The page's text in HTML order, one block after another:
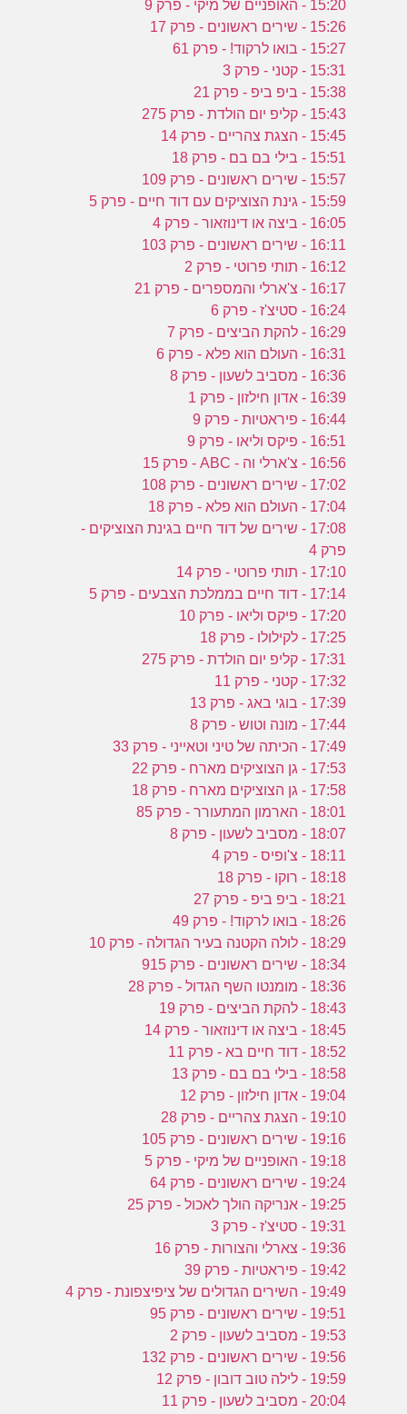
15:20 - האופניים של מיקי - פרק 9
15:26 - שירים ראשונים - פרק 17
15:27 - בואו לרקוד! - פרק 61
15:31 - קטני - פרק 3
15:38 - ביפ ביפ - פרק 21
15:43 - קליפ יום הולדת - פרק 275
15:45 - הצגת צהריים - פרק 14
15:51 - בילי בם בם - פרק 18
15:57 - שירים ראשונים - פרק 109
15:59 - גינת הצוציקים עם דוד חיים - פרק 5
16:05 - ביצה או דינוזאור - פרק 4
16:11 - שירים ראשונים - פרק 103
16:12 - תותי פרוטי - פרק 2
16:17 - צ'ארלי והמספרים - פרק 21
16:24 - סטיצ'ז - פרק 6
16:29 - להקת הביצים - פרק 7
16:31 - העולם הוא פלא - פרק 6
16:36 - מסביב לשעון - פרק 8
16:39 - אדון חילזון - פרק 1
16:44 - פיראטיות - פרק 9
16:51 - פיקס וליאו - פרק 9
16:56 - צ'ארלי וה - ABC - פרק 15
17:02 - שירים ראשונים - פרק 108
17:04 - העולם הוא פלא - פרק 18
17:08 - שירים של דוד חיים בגינת הצוציקים -
פרק 4
17:10 - תותי פרוטי - פרק 14
17:14 - דוד חיים בממלכת הצבעים - פרק 5
17:20 - פיקס וליאו - פרק 10
17:25 - לקילולו - פרק 18
17:31 - קליפ יום הולדת - פרק 275
17:32 - קטני - פרק 11
17:39 - בוגי באג - פרק 13
17:44 - מונה וטוש - פרק 8
17:49 - הכיתה של טיני וטאייני - פרק 33
17:53 - גן הצוציקים מארח - פרק 22
17:58 - גן הצוציקים מארח - פרק 18
18:01 - הארמון המתעורר - פרק 85
18:07 - מסביב לשעון - פרק 8
18:11 - צ'ופיס - פרק 4
18:18 - רוקו - פרק 18
18:21 - ביפ ביפ - פרק 27
18:26 - בואו לרקוד! - פרק 49
18:29 - לולה הקטנה בעיר הגדולה - פרק 10
18:34 - שירים ראשונים - פרק 915
18:36 - מומנטו השף הגדול - פרק 28
18:43 - להקת הביצים - פרק 19
18:45 - ביצה או דינוזאור - פרק 14
18:52 - דוד חיים בא - פרק 11
18:58 - בילי בם בם - פרק 13
19:04 - אדון חילזון - פרק 12
19:10 - הצגת צהריים - פרק 28
19:16 - שירים ראשונים - פרק 105
19:18 - האופניים של מיקי - פרק 5
19:24 - שירים ראשונים - פרק 64
19:25 - אנריקה הולך לאכול - פרק 25
19:31 - סטיצ'ז - פרק 3
19:36 - צארלי והצורות - פרק 16
19:42 - פיראטיות - פרק 39
19:49 - השירים הגדולים של ציפיצפונת - פרק 4
19:51 - שירים ראשונים - פרק 95
19:53 - מסביב לשעון - פרק 2
19:56 - שירים ראשונים - פרק 132
19:59 - לילה טוב דובון - פרק 12
20:04 - מסביב לשעון - פרק 11